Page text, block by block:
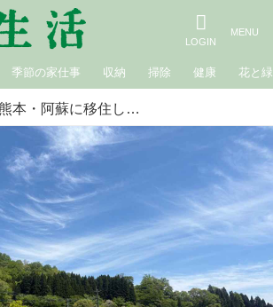
季節の家仕事 収納 掃除 健康 花と緑
50代、熊本・阿蘇に移住して始めた「ハーブティー」づくり。産山村は野草やハーブの宝庫！おいしくて“心ときめく”手づくりのある暮らし／asoうぶやまキュッフェ・折居多恵さん